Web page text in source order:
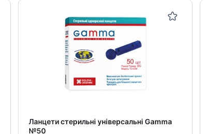
Ланцети стерильні універсальні Gamma
№50